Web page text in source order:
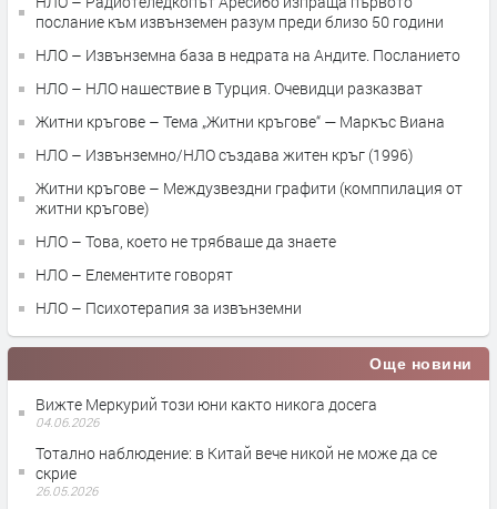
послание към извънземен разум преди близо 50 години
НЛО – Извънземна база в недрата на Андите. Посланието
НЛО – НЛО нашествие в Турция. Очевидци разказват
Житни кръгове – Тема „Житни кръгове“ — Маркъс Виана
НЛО – Извънземно/НЛО създава житен кръг (1996)
Житни кръгове – Междузвездни графити (комппилация от
житни кръгове)
НЛО – Това, което не трябваше да знаете
НЛО – Елементите говорят
НЛО – Психотерапия за извънземни
Още новини
Вижте Меркурий този юни както никога досега
04.06.2026
Тотално наблюдение: в Китай вече никой не може да се
скрие
26.05.2026